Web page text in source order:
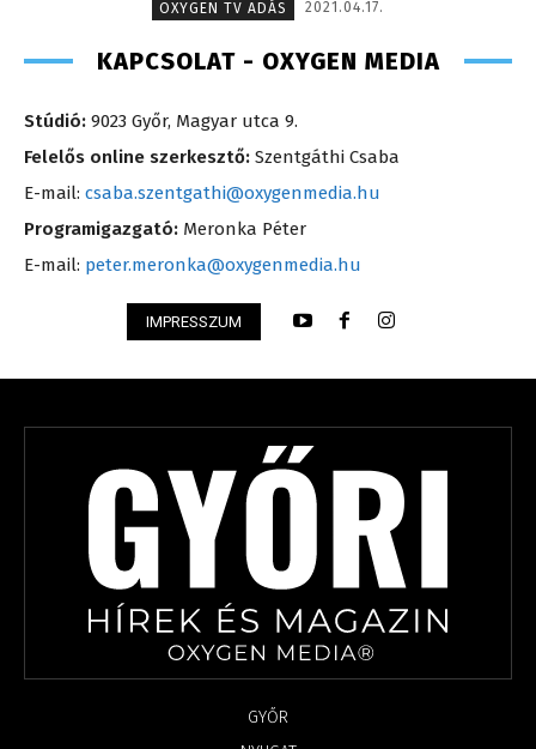
OXYGEN TV ADÁS
2021.04.17.
KAPCSOLAT - OXYGEN MEDIA
Stúdió: 9023 Győr, Magyar utca 9.
Felelős online szerkesztő: Szentgáthi Csaba
E-mail: csaba.szentgathi@oxygenmedia.hu
Programigazgató: Meronka Péter
E-mail: peter.meronka@oxygenmedia.hu
IMPRESSZUM
GYŐR